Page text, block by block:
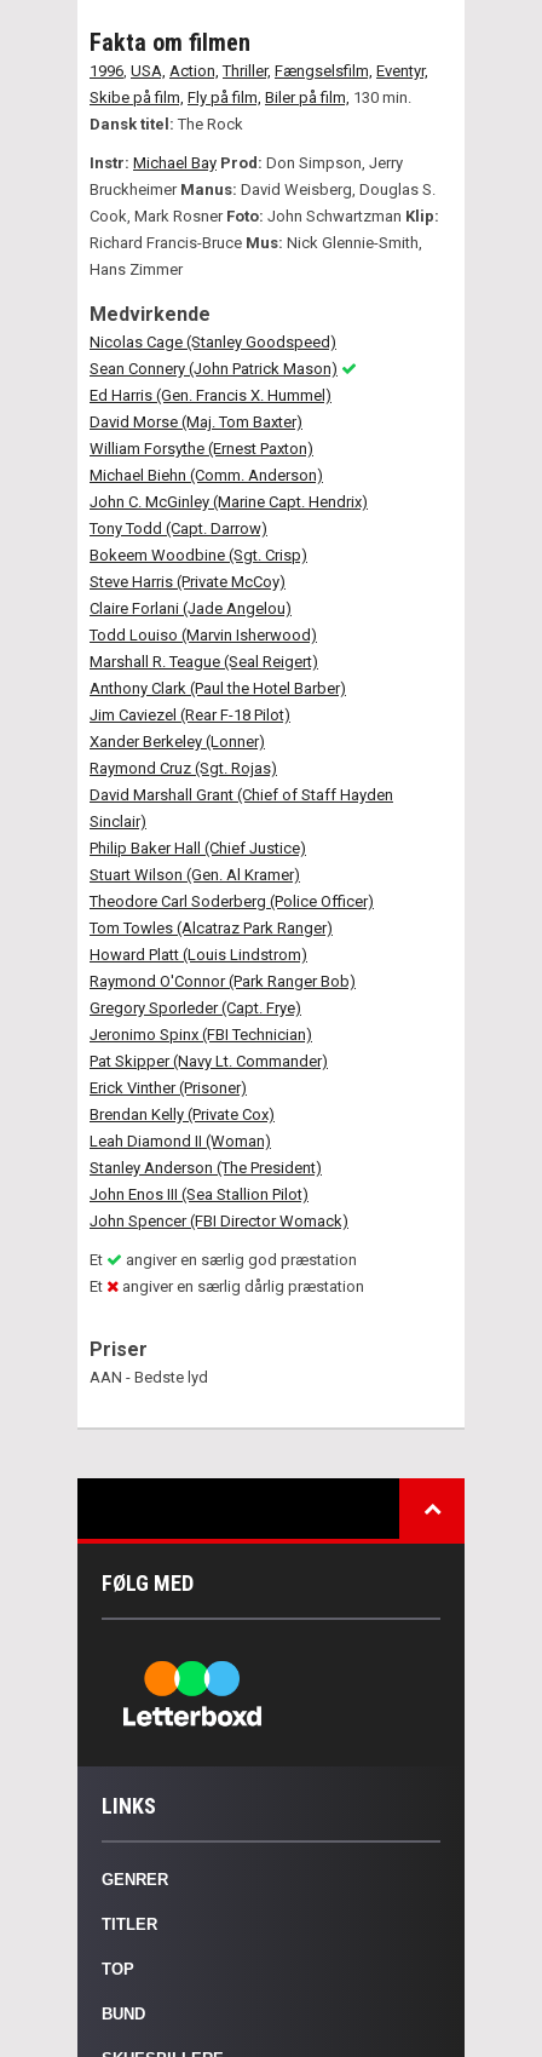
Fakta om filmen
1996 USA, Action, Thriller, Fængselsfilm, Eventyr,
Skibe på film, Fly på film, Biler på film, 130 min.
Dansk titel:The Rock
Instr: Michael Bay Prod: Don Simpson, Jerry
Bruckheimer Manus: David Weisberg, Douglas S.
Cook, Mark Rosner Foto: John Schwartzman Klip:
Richard Francis-Bruce Mus: Nick Glennie-Smith,
Hans Zimmer
Medvirkende
Nicolas Cage (Stanley Goodspeed)
Sean Connery (John Patrick Mason)
Ed Harris (Gen. Francis X. Hummel)
David Morse (Maj. Tom Baxter)
William Forsythe (Ernest Paxton)
Michael Biehn (Comm. Anderson)
John C. McGinley (Marine Capt. Hendrix)
Tony Todd (Capt. Darrow)
Bokeem Woodbine (Sgt. Crisp)
Steve Harris (Private McCoy)
Claire Forlani (Jade Angelou)
Todd Louiso (Marvin Isherwood)
Marshall R. Teague (Seal Reigert)
Anthony Clark (Paul the Hotel Barber)
Jim Caviezel (Rear F-18 Pilot)
Xander Berkeley (Lonner)
Raymond Cruz (Sgt. Rojas)
David Marshall Grant (Chief of Staff Hayden
Sinclair)
Philip Baker Hall (Chief Justice)
Stuart Wilson (Gen. Al Kramer)
Theodore Carl Soderberg (Police Officer)
Tom Towles (Alcatraz Park Ranger)
Howard Platt (Louis Lindstrom)
Raymond O'Connor (Park Ranger Bob)
Gregory Sporleder (Capt. Frye)
Jeronimo Spinx (FBI Technician)
Pat Skipper (Navy Lt. Commander)
Erick Vinther (Prisoner)
Brendan Kelly (Private Cox)
Leah Diamond II (Woman)
Stanley Anderson (The President)
John Enos III (Sea Stallion Pilot)
John Spencer (FBI Director Womack)
Et
angiver en særlig god præstation
Et
angiver en særlig dårlig præstation
Priser
AAN - Bedste lyd
FØLG MED
LINKS
GENRER
TITLER
TOP
BUND